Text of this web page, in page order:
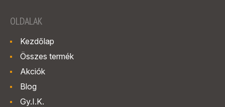
OLDALAK
Kezdőlap
Összes termék
Akciók
Blog
Gy.I.K.